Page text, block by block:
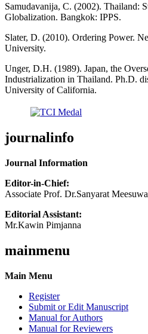
Samudavanija, C. (2002). Thailand:
Globalization. Bangkok: IPPS.
Slater, D. (2010). Ordering Power.
University.
Unger, D.H. (1989). Japan, the
Industrialization in Thailand. Ph.D.
University of California.
journalinfo
Journal Information
Editor-in-Chief:
Associate Prof. Dr.Sanyarat
Editorial Assistant:
Mr.Kawin Pimjanna
mainmenu
Main Menu
Register
Submit or Edit Manuscript
Manual for Authors
Manual for Reviewers